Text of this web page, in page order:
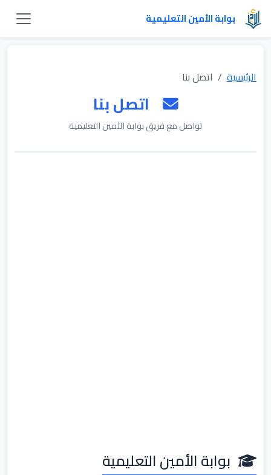
بوابة الأمين التعليمية
الرئيسية اتصل بنا
اتصل بنا
تواصل مع فريق بوابة الأمين التعليمية
بوابة الأمين التعليمية